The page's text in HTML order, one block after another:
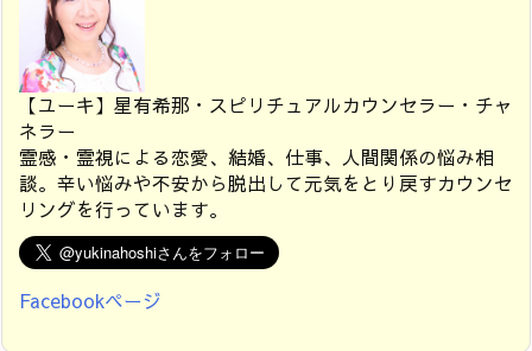
【ユーキ】星有希那・スピリチュアルカウンセラー・チャ
ネラー
霊感・霊視による恋愛、結婚、仕事、人間関係の悩み相
談。辛い悩みや不安から脱出して元気をとり戻すカウンセ
リングを行っています。
Facebookページ